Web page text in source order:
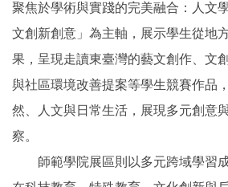
聚焦於學術與實踐的完美融合：人文
文創新創意」為主軸，展示學生從地
果，呈現走讀東臺灣的藝文創作、文
與社區環境改善提案等學生競賽作品
然、人文與日常生活，展現多元創意
察。
師範學院展區則以多元跨域學習成